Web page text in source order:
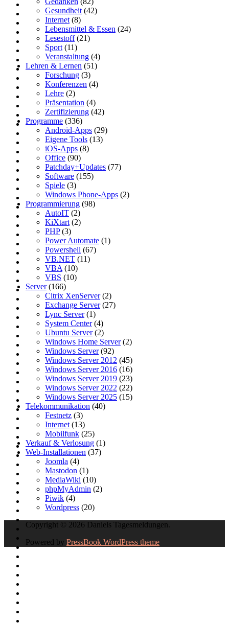
Gesundheit (42)
Internet (8)
Lebensmittel & Essen (24)
Lesestoff(21)
Sport (11)
Veranstaltung (4)
Lehren & Lernen (51)
Forschung (3)
Konferenzen (4)
Lehre (2)
Präsentation (4)
Zertifizierung (42)
Programme (336)
Android-Apps (29)
Eigene Tools (13)
iOS-Apps (8)
Office (90)
Patchday+Updates (77)
Software (155)
Spiele (3)
Windows Phone-Apps (2)
Programmierung (98)
AutoIT (2)
KiXtart (2)
PHP(3)
Power Automate (1)
Powershell (67)
VB.NET (11)
VBA (10)
VBS (10)
Server(166)
Citrix XenServer(2)
Exchange Server(27)
Lync Server(1)
System Center(4)
Ubuntu Server(2)
Windows Home Server(2)
Windows Server(92)
Windows Server 2012 (45)
Windows Server 2016 (16)
Windows Server 2019 (23)
Windows Server 2022 (22)
Windows Server 2025 (15)
Telekommunikation (40)
Festnetz (3)
Internet (13)
Mobilfunk (25)
Verkauf & Verlosung (1)
Web-Installationen (37)
Joomla (4)
Mastodon (1)
MediaWiki (10)
phpMyAdmin (2)
Piwik (4)
Wordpress (20)
Copyright © 2026 Daniels Tagesmeldungen.
Powered by PressBook WordPress theme